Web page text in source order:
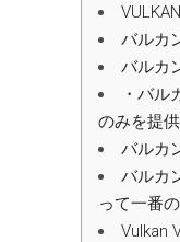
バルカ
バルカ
・バル
のみを提
バルカ
バルカ
って一番
Vulkan